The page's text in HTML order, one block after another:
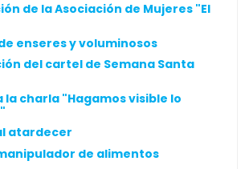
de la Asociación de Mujeres "El
enseres y voluminosos
del cartel de Semana Santa
la charla "Hagamos visible lo
atardecer
de alimentos